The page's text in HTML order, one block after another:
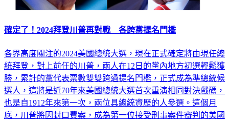
確定了！2024拜登川普再對戰 各跨黨提名門檻
各界高度關注的2024美國總統大選，現在正式確定將由現任總
統拜登，對上前任的川普，兩人在12日的黨內地方初選輕鬆獲
勝，累計的黨代表票數雙雙跨過提名門檻，正式成為準總統候
選人，這將是近70年來美國總統大選首次重演相同對決戲碼，
也是自1912年來第一次，兩位具總統資歷的人參選。這個月
底，川普將因封口費案，成為第一位接受刑事案件審判的美國